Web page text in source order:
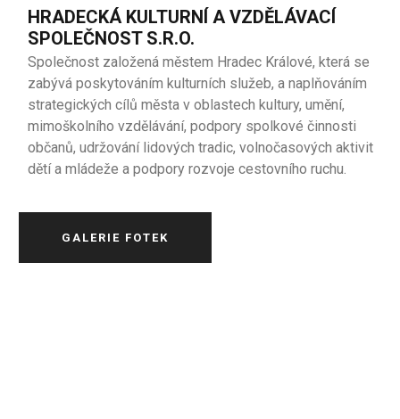
HRADECKÁ KULTURNÍ A VZDĚLÁVACÍ
SPOLEČNOST S.R.O.
Společnost založená městem Hradec Králové, která se
zabývá poskytováním kulturních služeb, a naplňováním
strategických cílů města v oblastech kultury, umění,
mimoškolního vzdělávání, podpory spolkové činnosti
občanů, udržování lidových tradic, volnočasových aktivit
dětí a mládeže a podpory rozvoje cestovního ruchu.
GALERIE FOTEK